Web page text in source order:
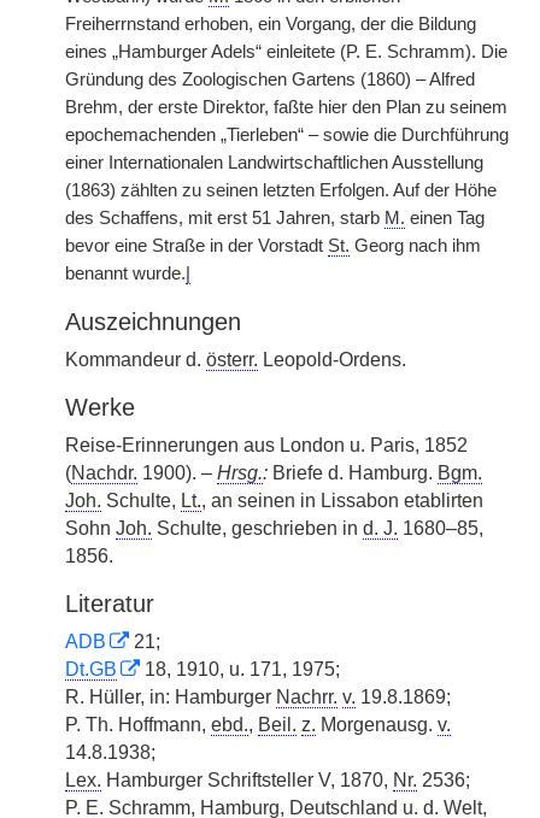
Freiherrnstand erhoben, ein Vorgang, der die Bildung
eines „Hamburger Adels“ einleitete (P. E. Schramm). Die
Gründung des Zoologischen Gartens (1860) – Alfred
Brehm, der erste Direktor, faßte hier den Plan zu seinem
epochemachenden „Tierleben“ – sowie die Durchführung
einer Internationalen Landwirtschaftlichen Ausstellung
(1863) zählten zu seinen letzten Erfolgen. Auf der Höhe
des Schaffens, mit erst 51 Jahren, starb M. einen Tag
bevor eine Straße in der Vorstadt St. Georg nach ihm
benannt wurde.
Auszeichnungen
Kommandeur d. österr. Leopold-Ordens.
Werke
Reise-Erinnerungen aus London u. Paris, 1852
(Nachdr. 1900). – Hrsg.: Briefe d. Hamburg. Bgm.
Joh. Schulte, Lt., an seinen in Lissabon etablirten
Sohn Joh. Schulte, geschrieben in d. J. 1680–85,
1856.
Literatur
ADB
21;
Dt.GB
18, 1910, u. 171, 1975;
R. Hüller, in: Hamburger Nachrr. v. 19.8.1869;
P. Th. Hoffmann, ebd., Beil. z. Morgenausg. v.
14.8.1938;
Lex. Hamburger Schriftsteller V, 1870, Nr. 2536;
P. E. Schramm, Hamburg, Deutschland u. d. Welt,